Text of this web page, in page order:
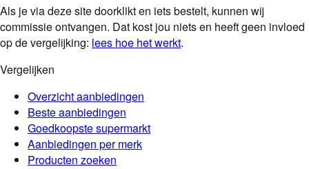
Als je via deze site doorklikt en iets bestelt, kunnen wij
commissie ontvangen. Dat kost jou niets en heeft geen invloed
op de vergelijking: lees hoe het werkt.
Vergelijken
Overzicht aanbiedingen
Beste aanbiedingen
Goedkoopste supermarkt
Aanbiedingen per merk
Producten zoeken